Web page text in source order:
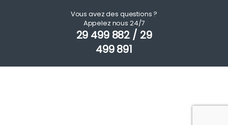
Vous avez des questions ?
Appelez nous 24/7
29 499 882 / 29
499 891